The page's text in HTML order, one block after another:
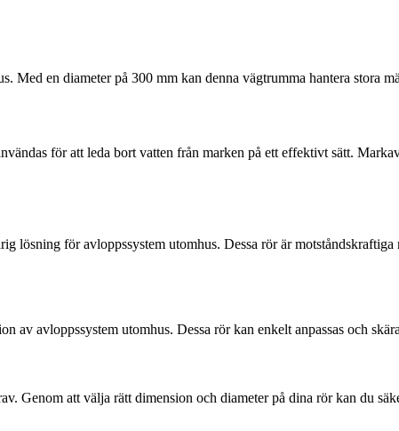
en diameter på 300 mm kan denna vägtrumma hantera stora
för att leda bort vatten från marken på ett effektivt sätt.
lösning för avloppssystem utomhus. Dessa rör är
av avloppssystem utomhus. Dessa rör kan enkelt anpassas och
Genom att välja rätt dimension och diameter på dina rör kan du